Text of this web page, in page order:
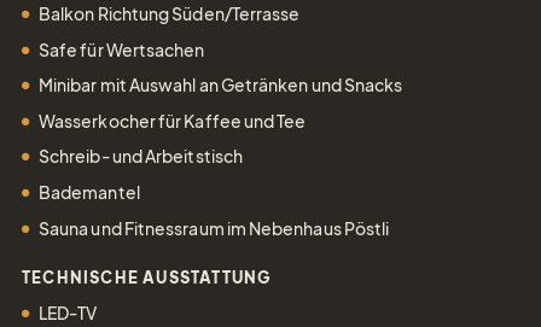
Balkon Richtung Süden/Terrasse
Safe für Wertsachen
Minibar mit Auswahl an Getränken und Snacks
Wasserkocher für Kaffee und Tee
Schreib- und Arbeitstisch
Bademantel
Sauna und Fitnessraum im Nebenhaus Pöstli
TECHNISCHE AUSSTATTUNG
LED-TV